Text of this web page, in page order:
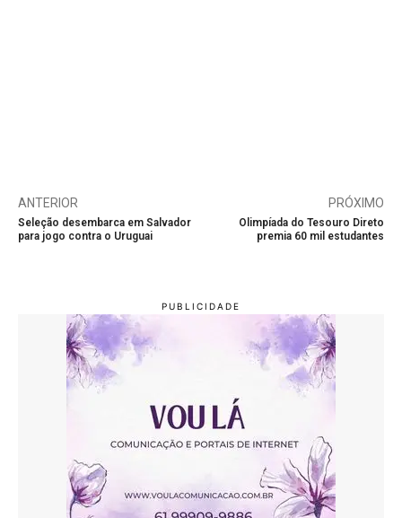
ANTERIOR
Seleção desembarca em Salvador
para jogo contra o Uruguai
PRÓXIMO
Olimpíada do Tesouro Direto
premia 60 mil estudantes